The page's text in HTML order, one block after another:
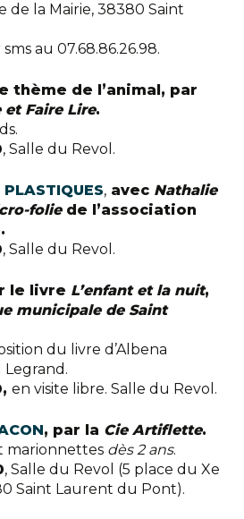
de la Mairie, 38380 Saint
au 07.68.86.26.98.
thème de l’animal, par
et Faire Lire.
, Salle du Revol.
, avec Nathalie
foliede l’association
, Salle du Revol.
le livre L’enfant et la nuit,
municipale de Saint
du livre d’Albena
Legrand.
en visite libre. Salle du Revol.
, par la Cie Artiflette.
marionnettes dès 2 ans.
, Salle du Revol (5 place du Xe
Saint Laurent du Pont).